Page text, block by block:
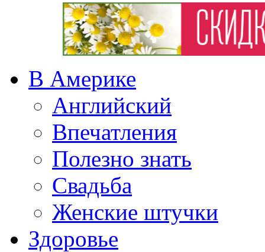
В Америке
Английский
Впечатления
Полезно знать
Свадьба
Женские штучки
Здоровье